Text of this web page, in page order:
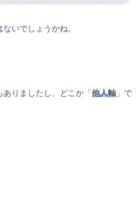
いでしょうかね。
りましたし、どこか「 他人軸 」で